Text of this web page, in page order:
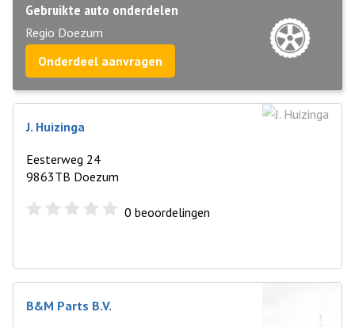
Gebruikte auto onderdelen
Regio Doezum
Onderdeel aanvragen
J. Huizinga
Eesterweg 24
9863TB Doezum
0 beoordelingen
B&M Parts B.V.